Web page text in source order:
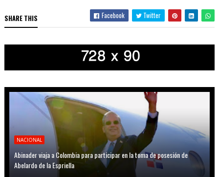
SHARE THIS Facebook Twitter
NACIONAL
Abinader viaja a Colombia para participar en la toma de posesión de
Abelardo de la Espriella